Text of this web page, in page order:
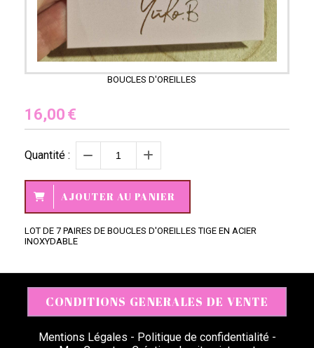
BOUCLES D'OREILLES
16,00 €
Quantité :
AJOUTER AU PANIER
LOT DE 7 PAIRES DE BOUCLES D'OREILLES TIGE EN ACIER
INOXYDABLE
CONDITIONS GENERALES DE VENTE
Mentions Légales
Politique de confidentialité